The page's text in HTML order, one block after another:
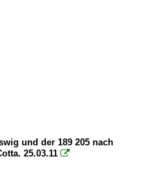
und der 189 205 nach
25.03.11 